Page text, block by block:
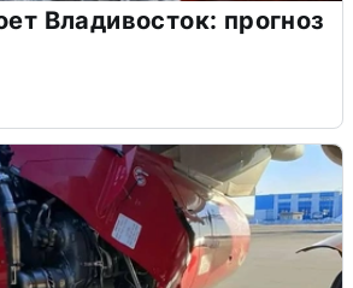
Владивосток: прогноз